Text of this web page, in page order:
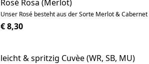
Rosé Rosa (Merlot)
Unser Rosé besteht aus der Sorte Merlot &
€ 8,30
leicht & spritzig Cuvèe (WR, SB, MU)